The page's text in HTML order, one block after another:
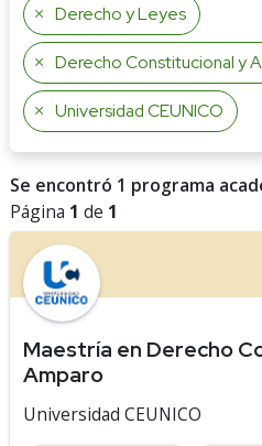
Derecho y Leyes
Derecho Constitucional y
Universidad CEUNICO
Se encontró 1 programa
Página 1 de 1
Maestría en Derecho
Amparo
Universidad CEUNICO